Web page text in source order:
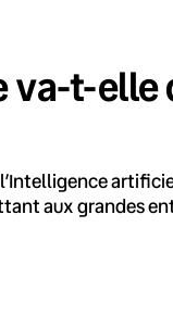
t-elle
aux grandes